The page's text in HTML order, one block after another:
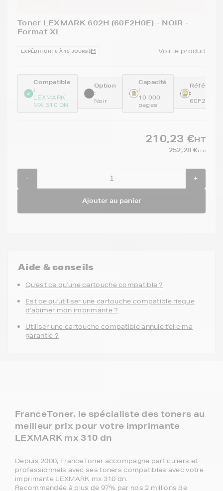
Toner LEXMARK 602H (60F2H0E) - NOIR -
Format XL
EXPÉDITION : 6 À 15 JOURS Voir le produit
Compatible
:
LEXMARK
MX 310 DN
Option
:
Noir
Capacité
:
10 000
pages
:
60F2H0E
210,23 €HT
252,28 €TTC
- +
Ajouter au panier
Aide & conseils
Qu'est ce qu'une cartouche compatible ?
Est ce qu'utiliser une cartouche compatible risque
d'abimer mon imprimante ?
Utiliser une cartouche compatible annule t'elle ma
garantie ?
FranceToner, le spécialiste des toners au
meilleur prix pour votre imprimante
LEXMARK mx 310 dn
Depuis 2000, FranceToner accompagne particuliers et
professionnels avec ses toners compatibles avec votre
imprimante LEXMARK mx 310 dn.
Recommandée à plus de 97% par nos 2 millions de